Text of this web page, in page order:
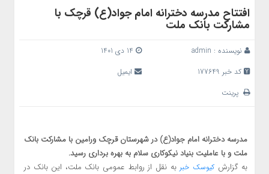
افتتاح مدرسه دخترانه امام جواد(ع) قرچک با
مشارکت بانک ملت
نویسنده : admin
کد خبر 177649
ایمیل
پرینت
مدرسه دخترانه امام جواد(ع) در شهرستان قرچک ورامین با مشارکت بانک
ملت و با عاملیت بنیاد نیکوکاری سلام به بهره برداری رسید.
به گزارشکیوسک خبر به نقل از روابط عمومی بانک ملت، این بانک در